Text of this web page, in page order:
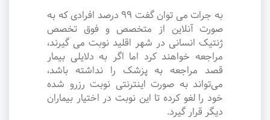
به جرات می‌ توان گفت ۹۹ درصد افرادی که به
صورت آنلاین از متخصص و فوق تخصص
ژنتیک انسانی در شهر اقلید نوبت می گیرند،
مراجعه خواهند کرد اما اگر به دلایلی بیمار
قصد مراجعه به پزشک را نداشته باشد،
می‌تواند به صورت اینترنتی نوبت رزرو شده
خود را لغو کرده تا این نوبت در اختیار بیماران
دیگر قرار گیرد.